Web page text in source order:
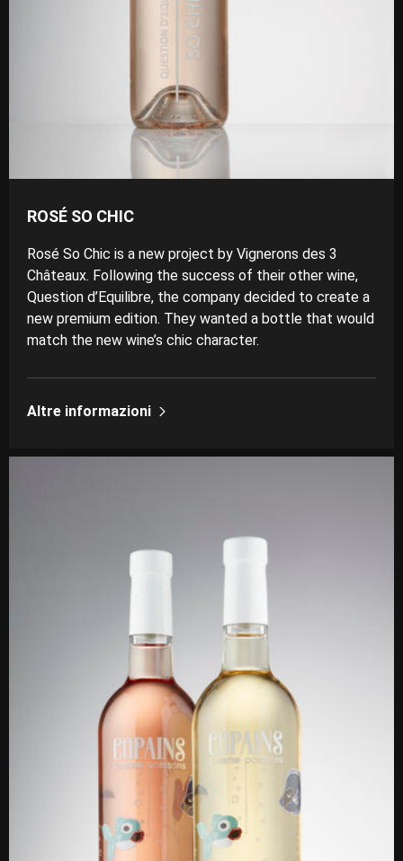
ROSÉ SO CHIC
Rosé So Chic is a new project by Vignerons des 3
Châteaux. Following the success of their other wine,
Question d’Equilibre, the company decided to create a
new premium edition. They wanted a bottle that would
match the new wine’s chic character.
Altre informazioni